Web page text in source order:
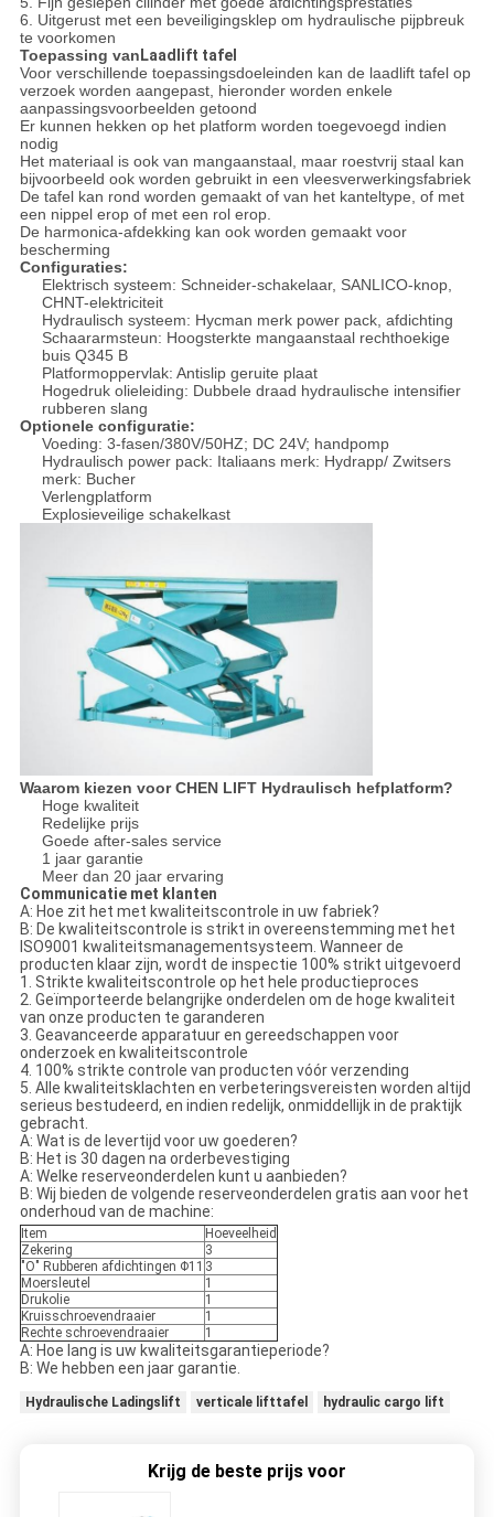
6. Uitgerust met een beveiligingsklep om hydraulische pijpbreuk
te voorkomen
Toepassing van Laadlift tafel
Voor verschillende toepassingsdoeleinden kan de laadlift tafel op
verzoek worden aangepast, hieronder worden enkele
aanpassingsvoorbeelden getoond
Er kunnen hekken op het platform worden toegevoegd indien
nodig
Het materiaal is ook van mangaanstaal, maar roestvrij staal kan
bijvoorbeeld ook worden gebruikt in een vleesverwerkingsfabriek
De tafel kan rond worden gemaakt of van het kanteltype, of met
een nippel erop of met een rol erop.
De harmonica-afdekking kan ook worden gemaakt voor
bescherming
Configuraties:
Elektrisch systeem: Schneider-schakelaar, SANLICO-knop,
CHNT-elektriciteit
Hydraulisch systeem: Hycman merk power pack, afdichting
Schaararmsteun: Hoogsterkte mangaanstaal rechthoekige
buis Q345 B
Platformoppervlak: Antislip geruite plaat
Hogedruk olieleiding: Dubbele draad hydraulische intensifier
rubberen slang
Optionele configuratie:
Voeding: 3-fasen/380V/50HZ; DC 24V; handpomp
Hydraulisch power pack: Italiaans merk: Hydrapp/ Zwitsers
merk: Bucher
Verlengplatform
Explosieveilige schakelkast
Waarom kiezen voor CHEN LIFT Hydraulisch hefplatform?
Hoge kwaliteit
Redelijke prijs
Goede after-sales service
1 jaar garantie
Meer dan 20 jaar ervaring
Communicatie met klanten
A: Hoe zit het met kwaliteitscontrole in uw fabriek?
B: De kwaliteitscontrole is strikt in overeenstemming met het
ISO9001 kwaliteitsmanagementsysteem. Wanneer de
producten klaar zijn, wordt de inspectie 100% strikt uitgevoerd
1. Strikte kwaliteitscontrole op het hele productieproces
2. Geïmporteerde belangrijke onderdelen om de hoge kwaliteit
van onze producten te garanderen
3. Geavanceerde apparatuur en gereedschappen voor
onderzoek en kwaliteitscontrole
4. 100% strikte controle van producten vóór verzending
5. Alle kwaliteitsklachten en verbeteringsvereisten worden altijd
serieus bestudeerd, en indien redelijk, onmiddellijk in de praktijk
gebracht.
A: Wat is de levertijd voor uw goederen?
B: Het is 30 dagen na orderbevestiging
A: Welke reserveonderdelen kunt u aanbieden?
B: Wij bieden de volgende reserveonderdelen gratis aan voor het
onderhoud van de machine:
Item
Hoeveelheid
Zekering
3
"O" Rubberen afdichtingen Φ11 3
Moersleutel
1
Drukolie
1
Kruisschroevendraaier
1
Rechte schroevendraaier
1
A: Hoe lang is uw kwaliteitsgarantieperiode?
B: We hebben een jaar garantie.
Hydraulische Ladingslift verticale lifttafel hydraulic cargo lift
Krijg de beste prijs voor